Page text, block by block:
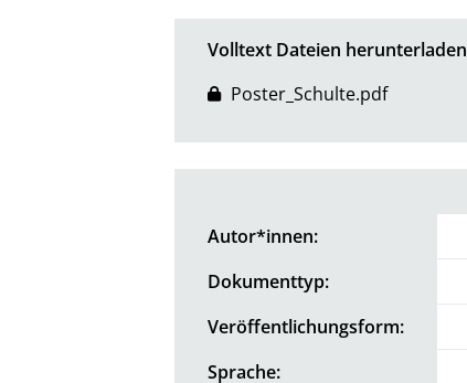
Volltext Dateien herunterladen
Poster_Schulte.pdf
Autor*innen:
Dokumenttyp:
Veröffentlichungsform:
Sprache: